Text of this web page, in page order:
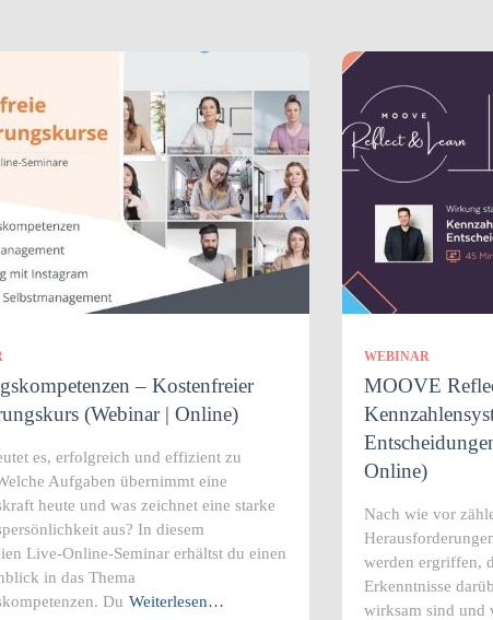
– Kostenfreier
(Webinar | Online)
es, erfolgreich und effizient zu
Aufgaben übernimmt eine
heute und was zeichnet eine starke
aus? In diesem
Live-Online-Seminar erhältst du einen
in das Thema
Du Weiterlesen…
WEBINAR
MOOVE
Online)
Nach wie vor
werden ergriffen,
Erkenntnisse
wirksam sind und